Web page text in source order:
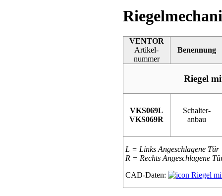
VENTOR
Artikel-
nummer
Benennung
Riegel
VKS069L
VKS069R
Schalter-
anbau
L = Links Angeschlagene Tür
R = Rechts Angeschlagene
CAD-Daten:
Riegel